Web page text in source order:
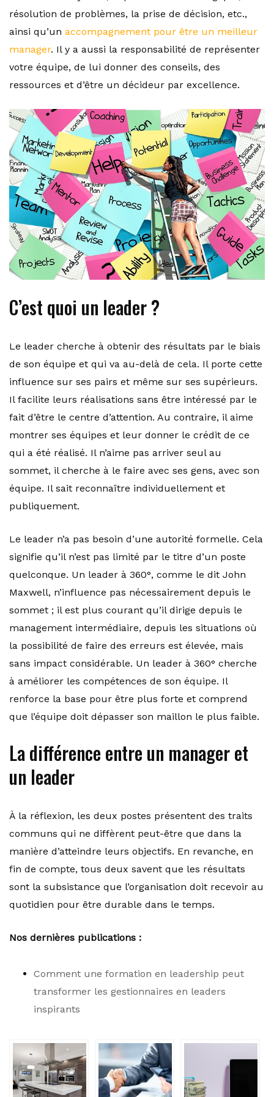
résolution de problèmes, la prise de décision, etc.,
ainsi qu’un accompagnement pour être un meilleur
manager. Il y a aussi la responsabilité de représenter
votre équipe, de lui donner des conseils, des
ressources et d’être un décideur par excellence.
C’est quoi un leader ?
Le leader cherche à obtenir des résultats par le biais
de son équipe et qui va au-delà de cela. Il porte cette
influence sur ses pairs et même sur ses supérieurs.
Il facilite leurs réalisations sans être intéressé par le
fait d’être le centre d’attention. Au contraire, il aime
montrer ses équipes et leur donner le crédit de ce
qui a été réalisé. Il n’aime pas arriver seul au
sommet, il cherche à le faire avec ses gens, avec son
équipe. Il sait reconnaître individuellement et
publiquement.
Le leader n’a pas besoin d’une autorité formelle. Cela
signifie qu’il n’est pas limité par le titre d’un poste
quelconque. Un leader à 360°, comme le dit John
Maxwell, n’influence pas nécessairement depuis le
sommet ; il est plus courant qu’il dirige depuis le
management intermédiaire, depuis les situations où
la possibilité de faire des erreurs est élevée, mais
sans impact considérable. Un leader à 360° cherche
à améliorer les compétences de son équipe. Il
renforce la base pour être plus forte et comprend
que l’équipe doit dépasser son maillon le plus faible.
La différence entre un manager et
un leader
À la réflexion, les deux postes présentent des traits
communs qui ne diffèrent peut-être que dans la
manière d’atteindre leurs objectifs. En revanche, en
fin de compte, tous deux savent que les résultats
sont la subsistance que l’organisation doit recevoir au
quotidien pour être durable dans le temps.
Nos dernières publications :
Comment une formation en leadership peut
transformer les gestionnaires en leaders
inspirants